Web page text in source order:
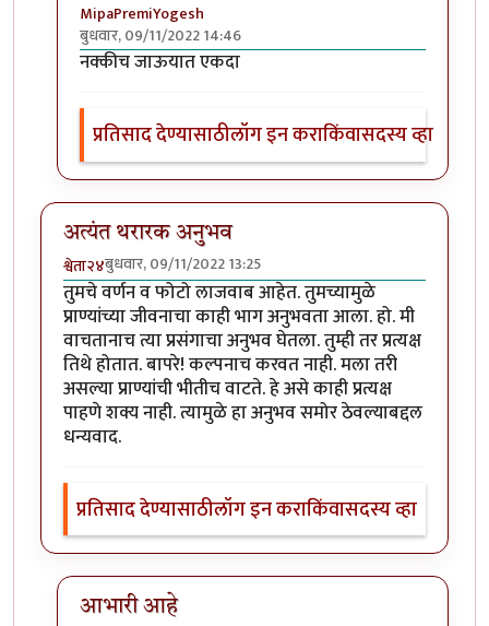
MipaPremiYogesh
बुधवार, 09/11/2022 14:46
In reply toमस्तbyनगरी
नक्कीच जाऊयात एकदा
प्रतिसाद देण्यासाठीलॉग इन कराकिंवासदस्य व्हा
अत्यंत थरारक अनुभव
श्वेता२४बुधवार, 09/11/2022 13:25
तुमचे वर्णन व फोटो लाजवाब आहेत. तुमच्यामुळे
प्राण्यांच्या जीवनाचा काही भाग अनुभवता आला. हो. मी
वाचतानाच त्या प्रसंगाचा अनुभव घेतला. तुम्ही तर प्रत्यक्ष
तिथे होतात. बापरे! कल्पनाच करवत नाही. मला तरी
असल्या प्राण्यांची भीतीच वाटते. हे असे काही प्रत्यक्ष
पाहणे शक्य नाही. त्यामुळे हा अनुभव समोर ठेवल्याबद्दल
धन्यवाद.
प्रतिसाद देण्यासाठीलॉग इन कराकिंवासदस्य व्हा
आभारी आहे